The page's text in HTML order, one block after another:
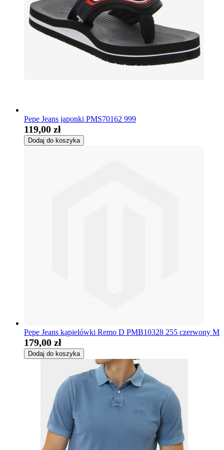
Pepe Jeans japonki PMS70162 999
119,00 zł
Dodaj do koszyka
Pepe Jeans kąpielówki Remo D PMB10328 255 czerwony M
179,00 zł
Dodaj do koszyka